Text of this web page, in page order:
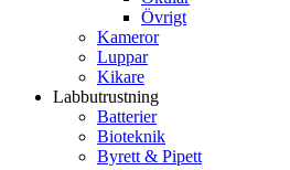
Övrigt
Kameror
Luppar
Kikare
Labbutrustning
Batterier
Bioteknik
Byrett & Pipett